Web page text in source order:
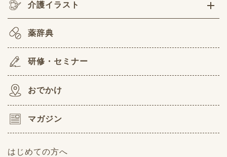
介護イラスト
薬辞典
研修・セミナー
おでかけ
マガジン
はじめての方へ